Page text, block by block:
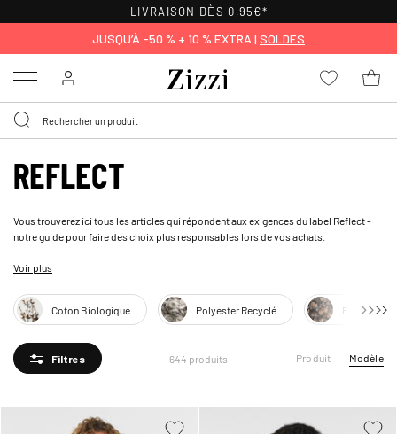
POLITIQUE DE RETOUR DE 30 JOURS
JUSQU’À -50 % + 10 % EXTRA | SOLDES
Menu
REFLECT
Vous trouverez ici tous les articles qui répondent aux exigences du label Reflect -
notre guide pour faire des choix plus responsables lors de vos achats.
Les articles labelisés Reflect contiennent au moins 50 % de coton biologique, 50 %
™. En savoir plus sur les matières et les articles labélisés
Reflect ici.
Voir plus
Coton Biologique Polyester Recyclé Ecovero
Filtres 644 produits Produit Modèle